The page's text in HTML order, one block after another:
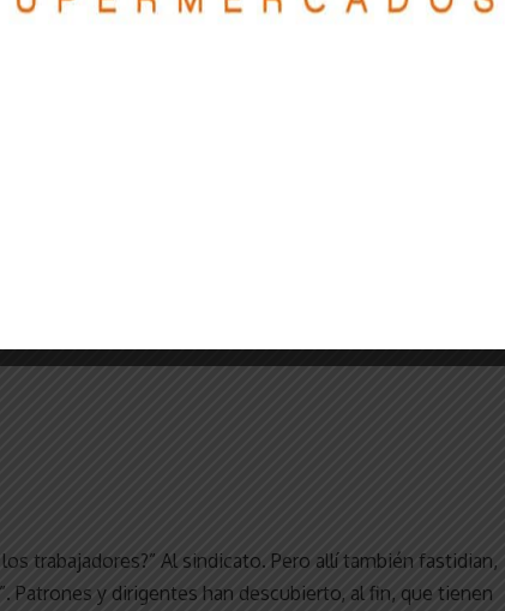
balazos. Patotas nacionalistas lejos de las banderas del
de choque de una burguesía nacional que hace
Explica cómo sostienen ciertos dirigentes de
más, para quien quiera correrse de la mirada peronista
trabajadores?” Al sindicato. Pero allí también fastidian,
Patrones y dirigentes han descubierto, al fin, que tienen